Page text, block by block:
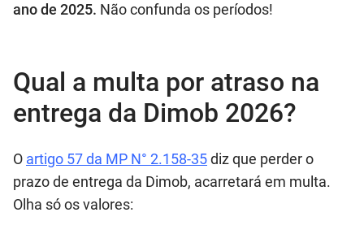
ano de 2025. Não confunda os períodos!
Qual a multa por atraso na
entrega da Dimob 2026?
O artigo 57 da MP N° 2.158-35diz que perder o
prazo de entrega da Dimob, acarretará em multa.
Olha só os valores: